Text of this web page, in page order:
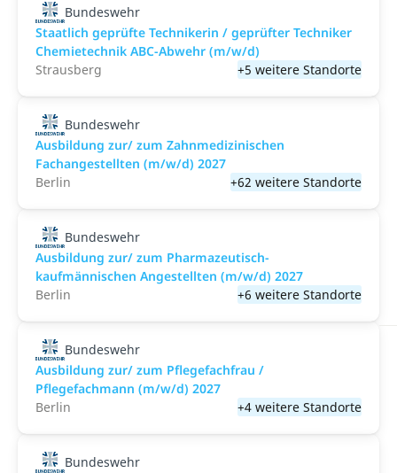
Bundeswehr
Staatlich geprüfte Technikerin / geprüfter Techniker
Chemietechnik ABC-Abwehr (m/w/d)
Strausberg
+5 weitere Standorte
Bundeswehr
Ausbildung zur/ zum Zahnmedizinischen
Fachangestellten (m/w/d) 2027
Berlin
+62 weitere Standorte
Bundeswehr
Ausbildung zur/ zum Pharmazeutisch-
kaufmännischen Angestellten (m/w/d) 2027
Berlin
+6 weitere Standorte
Bundeswehr
Ausbildung zur/ zum Pflegefachfrau /
Pflegefachmann (m/w/d) 2027
Berlin
+4 weitere Standorte
Bundeswehr